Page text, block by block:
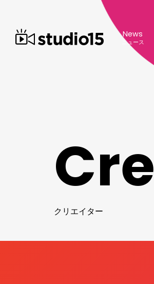
News
ニュース
Cre
ク リ エイ ター